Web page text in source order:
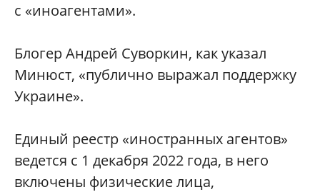
с «иноагентами».
Блогер Андрей Суворкин, как указал
Минюст, «публично выражал поддержку
Украине».
Единый реестр «иностранных агентов»
ведется с 1 декабря 2022 года, в него
включены физические лица,